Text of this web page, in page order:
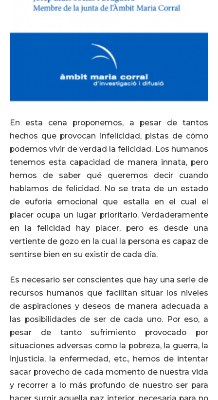
En esta cena proponemos, a pesar de tantos
hechos que provocan infelicidad, pistas de cómo
podemos vivir de verdad la felicidad. Los humanos
tenemos esta capacidad de manera innata, pero
hemos de saber qué queremos decir cuando
hablamos de felicidad. No se trata de un estado
de euforia emocional que estalla en el cual el
placer ocupa un lugar prioritario. Verdaderamente
en la felicidad hay placer, pero es desde una
vertiente de gozo en la cual la persona es capaz de
sentirse bien en su existir de cada día.
Es necesario ser conscientes que hay una serie de
recursos humanos que facilitan situar los niveles
de aspiraciones y deseos de manera adecuada a
las posibilidades de ser de cada uno. Por eso, a
pesar de tanto sufrimiento provocado por
situaciones adversas como la pobreza, la guerra, la
injusticia, la enfermedad, etc., hemos de intentar
sacar provecho de cada momento de nuestra vida
y recorrer a lo más profundo de nuestro ser para